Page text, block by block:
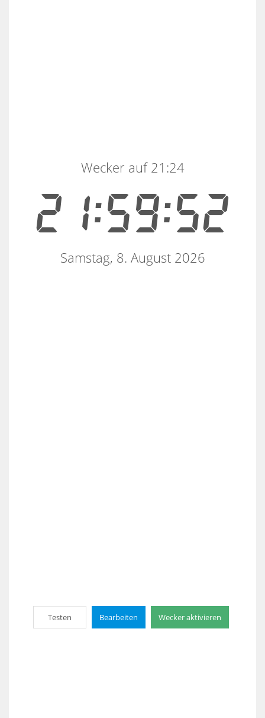
21:59:52
Wecker auf 21:24
Samstag, 8. August 2026
Testen Bearbeiten Wecker aktivieren